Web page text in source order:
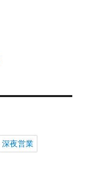
深夜営業